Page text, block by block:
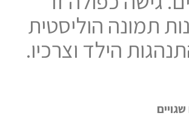
תמונה הוליסטית
הילד וצרכיו.